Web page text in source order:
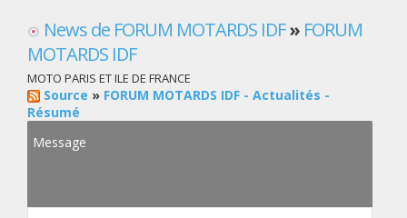
News de FORUM MOTARDS IDF» FORUM
MOTARDS IDF
MOTO PARIS ET ILE DE FRANCE
Source » FORUM MOTARDS IDF - Actualités -
Résumé
Message